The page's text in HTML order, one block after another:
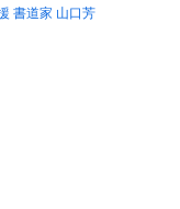
書道家 山口芳